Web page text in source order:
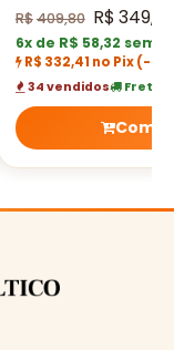
polido (1 para
bebê)
R$409,80 R$ 349,90
6x de R$ 58,32 sem
R$ 332,41 no Pix(-
34 vendidos Frete